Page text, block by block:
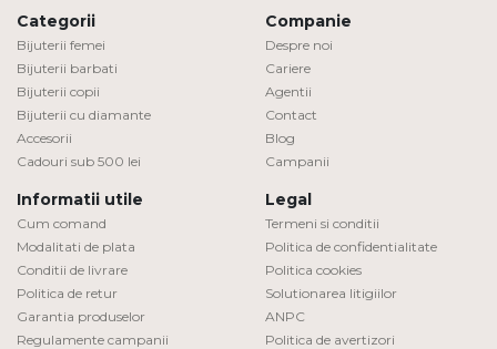
Categorii
Bijuterii femei
Bijuterii barbati
Bijuterii copii
Bijuterii cu diamante
Accesorii
Cadouri sub 500 lei
Companie
Despre noi
Cariere
Agentii
Contact
Blog
Campanii
Informatii utile
Cum comand
Modalitati de plata
Conditii de livrare
Politica de retur
Garantia produselor
Regulamente campanii
Legal
Termeni si conditii
Politica de confidentialitate
Politica cookies
Solutionarea litigiilor
ANPC
Politica de avertizori